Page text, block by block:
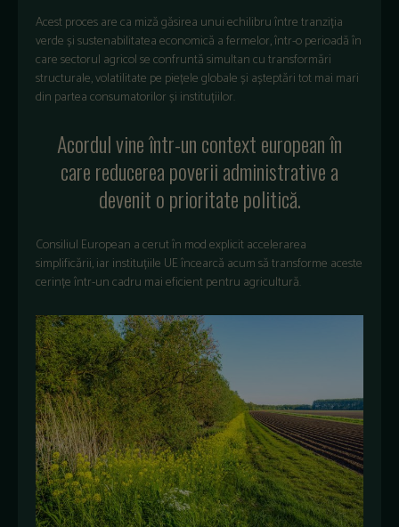
Acest proces are ca miză găsirea unui echilibru între tranziția
verde și sustenabilitatea economică a fermelor, într-o perioadă în
care sectorul agricol se confruntă simultan cu transformări
structurale, volatilitate pe piețele globale și așteptări tot mai mari
din partea consumatorilor și instituțiilor.
Acordul vine într-un context european în
care reducerea poverii administrative a
devenit o prioritate politică.
Consiliul European a cerut în mod explicit accelerarea
simplificării, iar instituțiile UE încearcă acum să transforme aceste
cerințe într-un cadru mai eficient pentru agricultură.